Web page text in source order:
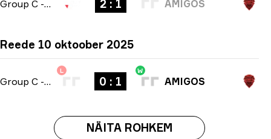
Group C - bo3 2 : 1 AMIGOS
Reede 10 oktoober 2025
Group C - bo1
L
0 : 1
W
AMIGOS
NÄITA ROHKEM